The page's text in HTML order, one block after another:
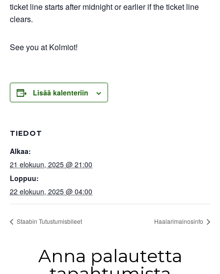
ticket line starts after midnight or earlier if the ticket line
clears.
See you at Kolmiot!
Lisää kalenteriin
TIEDOT
Alkaa:
21 elokuun, 2025 @ 21:00
Loppuu:
22 elokuun, 2025 @ 04:00
Staabin Tutustumisbileet Haalarimainosinfo
Anna palautetta